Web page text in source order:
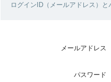
ログインID（メールアドレス）と
メールアドレス
パスワード